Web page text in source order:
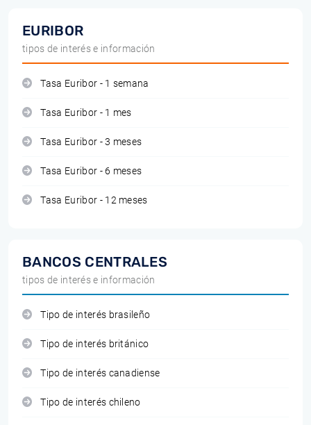
EURIBOR
tipos de interés e información
Tasa Euribor - 1 semana
Tasa Euribor - 1 mes
Tasa Euribor - 3 meses
Tasa Euribor - 6 meses
Tasa Euribor - 12 meses
BANCOS CENTRALES
tipos de interés e información
Tipo de interés brasileño
Tipo de interés británico
Tipo de interés canadiense
Tipo de interés chileno